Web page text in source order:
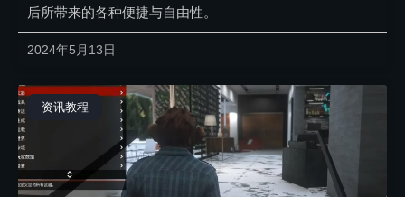
后所带来的各种便捷与自由性。
2024年5月13日
资讯教程